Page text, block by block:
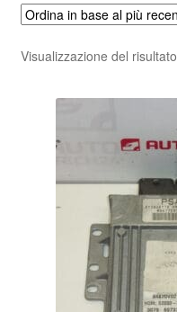
Visualizzazione del risultato